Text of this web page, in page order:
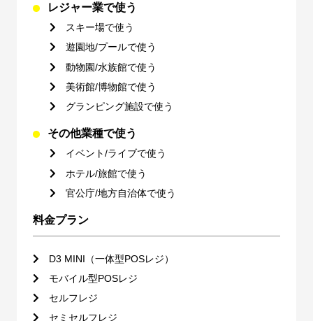
レジャー業で使う
スキー場で使う
遊園地/プールで使う
動物園/水族館で使う
美術館/博物館で使う
グランピング施設で使う
その他業種で使う
イベント/ライブで使う
ホテル/旅館で使う
官公庁/地方自治体で使う
料金プラン
D3 MINI（一体型POSレジ）
モバイル型POSレジ
セルフレジ
セミセルフレジ